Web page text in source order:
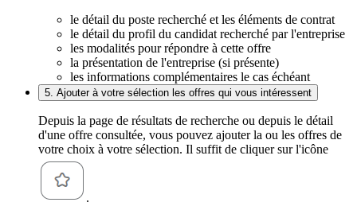
le détail du poste recherché et les éléments de contrat
le détail du profil du candidat recherché par l'entreprise
les modalités pour répondre à cette offre
la présentation de l'entreprise (si présente)
les informations complémentaires le cas échéant
5. Ajouter à votre sélection les offres qui vous intéressent
Depuis la page de résultats de recherche ou depuis le détail
d'une offre consultée, vous pouvez ajouter la ou les offres de
votre choix à votre sélection. Il suffit de cliquer sur l'icône
.